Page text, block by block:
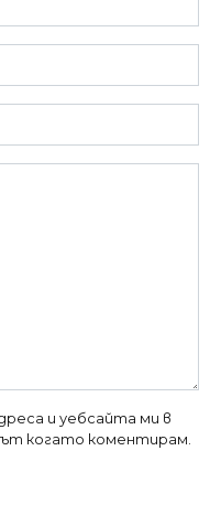
и уебсайта ми в
когато коментирам.